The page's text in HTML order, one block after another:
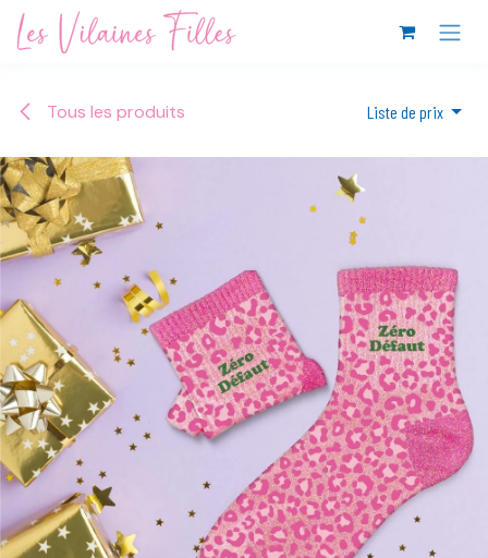
Se rendre au contenu
Tous les produits Liste de prix